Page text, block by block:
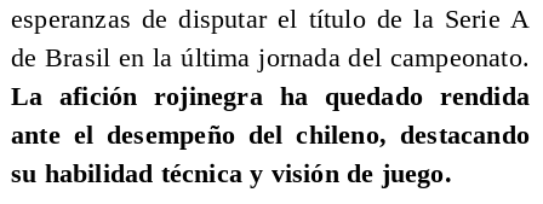
esperanzas de disputar el título de la Serie A
de Brasil en la última jornada del campeonato.
La afición rojinegra ha quedado rendida
ante el desempeño del chileno, destacando
su habilidad técnica y visión de juego.